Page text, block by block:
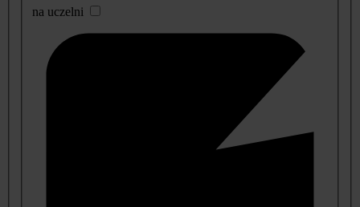
na uczelni